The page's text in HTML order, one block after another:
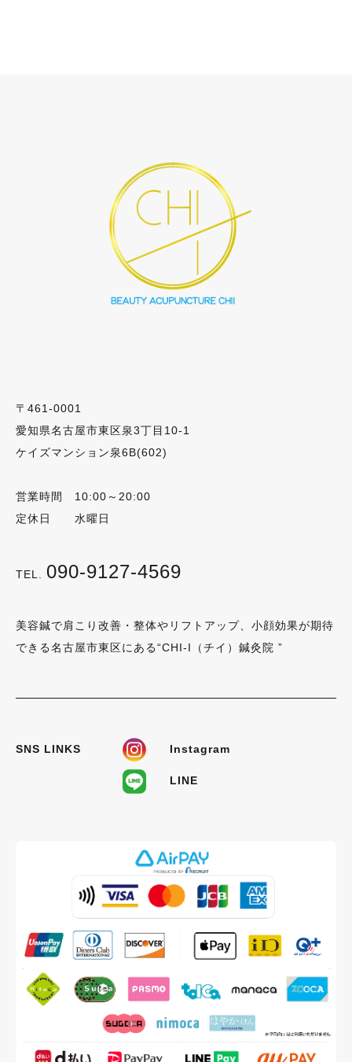
〒461-0001
愛知県名古屋市東区泉3丁目10-1
ケイズマンション泉6B(602)
営業時間 10:00～20:00
定休日 水曜日
TEL. 090-9127-4569
美容鍼で肩こり改善・整体やリフトアップ、小顔効果が期待
できる名古屋市東区にある“CHI-I（チイ）鍼灸院 ”
SNS LINKS Instagram
LINE